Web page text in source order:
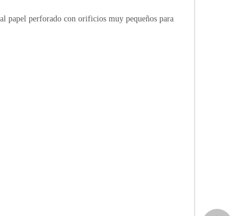
papel perforado con orificios muy pequeños para